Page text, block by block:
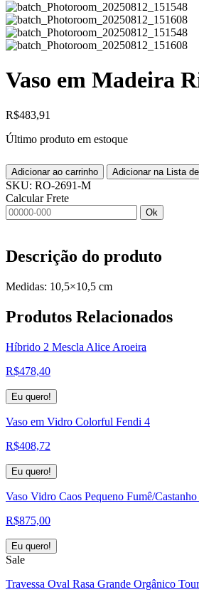
Vaso em Madeira
R$483,91
Último produto em estoque
Adicionar ao carrinho Adicionar na Lista
SKU: RO-2691-M
Calcular Frete
Ok
Descrição do produto
Medidas: 10,5×10,5 cm
Produtos Relacionados
Híbrido 2 Mescla Alice Aroeira
R$478,40
Eu quero!
Vaso em Vidro Colorful Fendi 4
R$408,72
Eu quero!
Vaso Vidro Caos Pequeno Fumê/Castanho
R$875,00
Eu quero!
Sale
Travessa Oval Rasa Grande Orgânico